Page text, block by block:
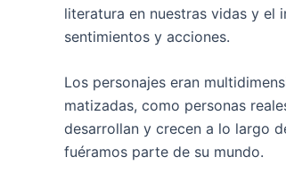
literatura en nuestras vidas y el
sentimientos y acciones.
Los personajes eran
matizadas, como personas
desarrollan y crecen a lo largo
fuéramos parte de su mundo.